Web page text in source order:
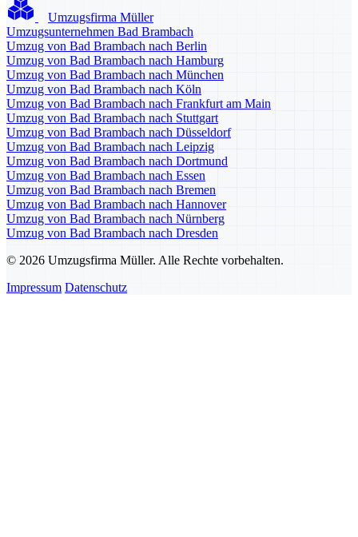
Umzugsfirma Müller
Umzugsunternehmen Bad Brambach
Umzug von Bad Brambach nach Berlin
Umzug von Bad Brambach nach Hamburg
Umzug von Bad Brambach nach München
Umzug von Bad Brambach nach Köln
Umzug von Bad Brambach nach Frankfurt am Main
Umzug von Bad Brambach nach Stuttgart
Umzug von Bad Brambach nach Düsseldorf
Umzug von Bad Brambach nach Leipzig
Umzug von Bad Brambach nach Dortmund
Umzug von Bad Brambach nach Essen
Umzug von Bad Brambach nach Bremen
Umzug von Bad Brambach nach Hannover
Umzug von Bad Brambach nach Nürnberg
Umzug von Bad Brambach nach Dresden
© 2026 Umzugsfirma Müller. Alle Rechte vorbehalten.
Impressum Datenschutz